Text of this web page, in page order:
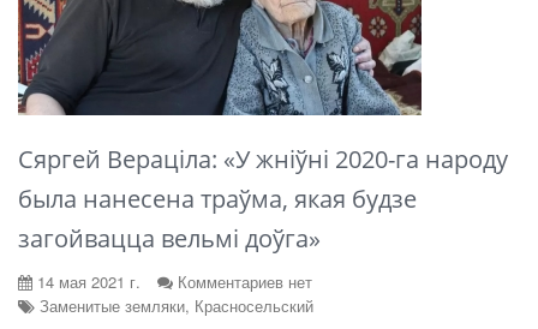
Сяргей Вераціла: «У жніўні 2020-га народу
была нанесена траўма, якая будзе
загойвацца вельмі доўга»
14 мая 2021 г.
Комментариев нет
Заменитые земляки, Красносельский